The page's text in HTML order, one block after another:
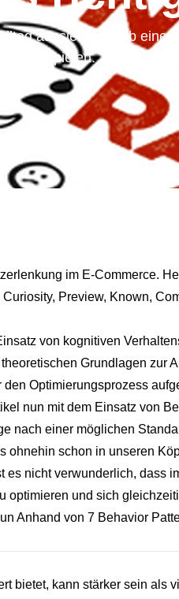
aussieht und ob eine
Beispielen.
im E-Commerce.
Preview, Known,
von kognitiven
Grundlagen zur
Optimierungsprozess
nun mit dem Einsatz von
nach einer möglichen
ohnehin schon in unseren
es nicht verwunderlich, dass
optimieren und sich
Anhand von 7 Behavior
bietet, kann stärker sein als